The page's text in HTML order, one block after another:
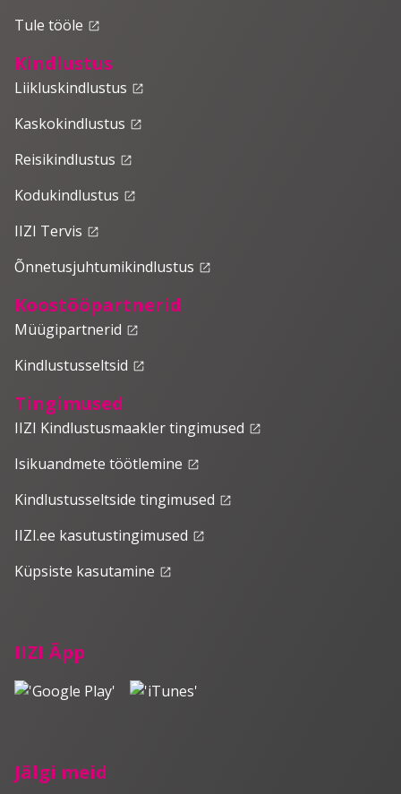
IIZI Äpp
Jälgi meid
Tule tööle launch
Kindlustus
Liikluskindlustus launch
Kaskokindlustus launch
Reisikindlustus launch
Kodukindlustus launch
IIZI Tervis launch
Õnnetusjuhtumikindlustus launch
Koostööpartnerid
Müügipartnerid launch
Kindlustusseltsid launch
Tingimused
IIZI Kindlustusmaakler tingimused launch
Isikuandmete töötlemine launch
Kindlustusseltside tingimused launch
IIZI.ee kasutustingimused launch
Küpsiste kasutamine launch